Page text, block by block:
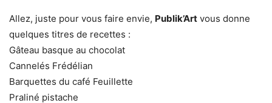
Allez, juste pour vous faire envie, Publik’Art vous donne
quelques titres de recettes :
Gâteau basque au chocolat
Cannelés Frédélian
Barquettes du café Feuillette
Praliné pistache